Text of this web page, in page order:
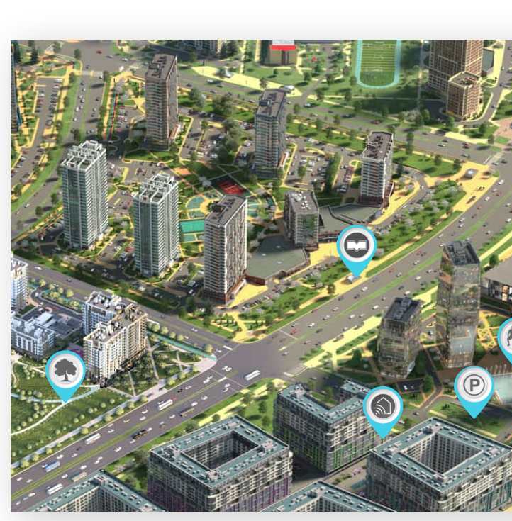
впечетляющий масштаб и дизайн
МФКЦ — это 5 высотных зданий-башен, выполненных в футуристическом
стиле.